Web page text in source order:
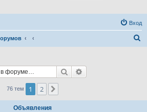
Вход
Поиск
76 тем 1 2
Объявления